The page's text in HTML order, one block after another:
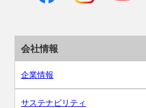
会社情報
企業情報
サステナビリティ